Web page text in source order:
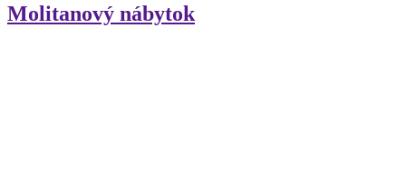
Molitanový nábytok